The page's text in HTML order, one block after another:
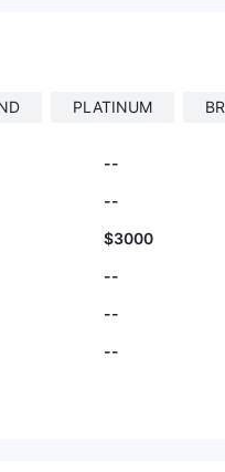
PLATINUM
--
--
$3000
--
--
--